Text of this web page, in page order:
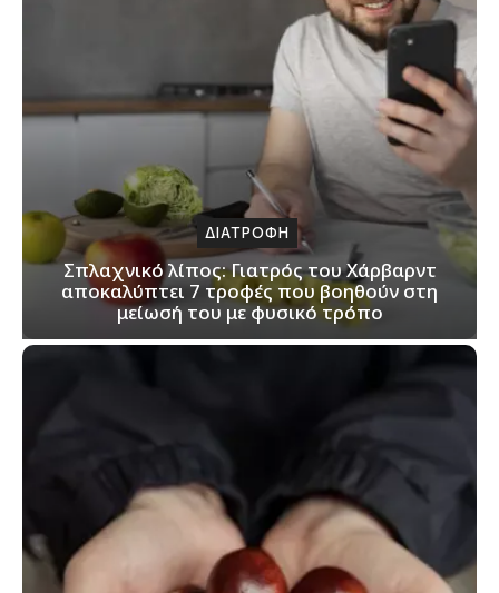
ΔΙΑΤΡΟΦΗ
Σπλαχνικό λίπος: Γιατρός του Χάρβαρντ
αποκαλύπτει 7 τροφές που βοηθούν στη
μείωσή του με φυσικό τρόπο